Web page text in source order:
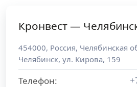
Кронвест —
454000, Россия, Челябинская
Челябинск, ул. Кирова, 159
Телефон: